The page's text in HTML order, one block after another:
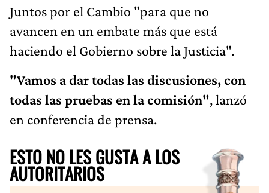
Juntos por el Cambio "para que no
avancen en un embate más que está
haciendo el Gobierno sobre la Justicia".
"Vamos a dar todas las discusiones, con
todas las pruebas en la comisión", lanzó
en conferencia de prensa.
ESTO NO LES GUSTA A LOS
AUTORITARIOS